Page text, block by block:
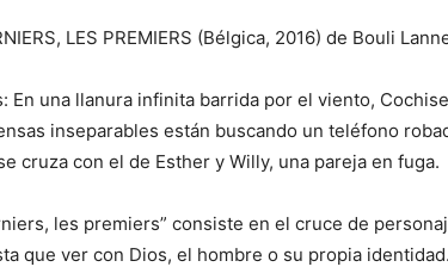
LES PREMIERS (Bélgica, 2016) de Bouli
En una llanura infinita barrida por el viento,
inseparables están buscando un teléfono
cruza con el de Esther y Willy, una pareja en fuga.
les premiers” consiste en el cruce de
que ver con Dios, el hombre o su propia